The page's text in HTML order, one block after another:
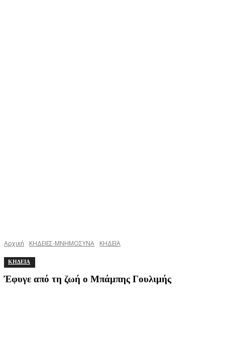
Αρχική ΚΗΔΕΙΕΣ-ΜΝΗΜΟΣΥΝΑ ΚΗΔΕΙΑ
ΚΗΔΕΙΑ
Έφυγε από τη ζωή ο Μπάμπης Γουλιμής